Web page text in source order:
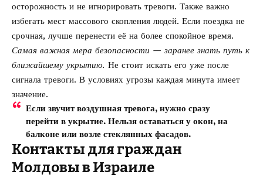
осторожность и не игнорировать тревоги. Также важно
избегать мест массового скопления людей. Если поездка не
срочная, лучше перенести её на более спокойное время.
Самая важная мера безопасности — заранее знать путь к
ближайшему укрытию. Не стоит искать его уже после
сигнала тревоги. В условиях угрозы каждая минута имеет
значение.
Если звучит воздушная тревога, нужно сразу
перейти в укрытие. Нельзя оставаться у окон, на
балконе или возле стеклянных фасадов.
Контакты для граждан
Молдовы в Израиле